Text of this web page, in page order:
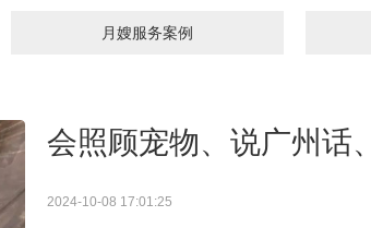
月嫂服务案例
会照顾宠物、说广州话
2024-10-08 17:01:25